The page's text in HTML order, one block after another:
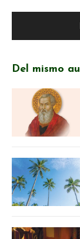
Del mismo